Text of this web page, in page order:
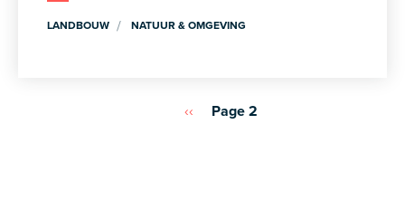
LANDBOUW NATUUR & OMGEVING
Previous
‹‹ Page 2